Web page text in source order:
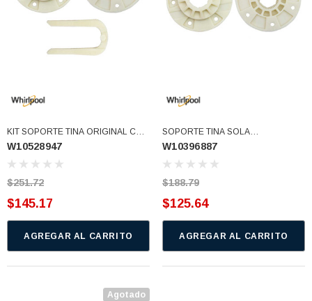
KIT SOPORTE TINA ORIGINAL CON
CLIP NUEVO NEGRO W10709744
W10528947VP W10396887
W910010058 (W10528947)
W10528947
$251.72
$145.17
AGREGAR AL CARRITO
SOPORTE TINA SOLA
W10528947VP W910010058
W10528947 W10719069
(W10396887)
W10396887
$188.79
$125.64
AGREGAR AL CARRITO
Agotado